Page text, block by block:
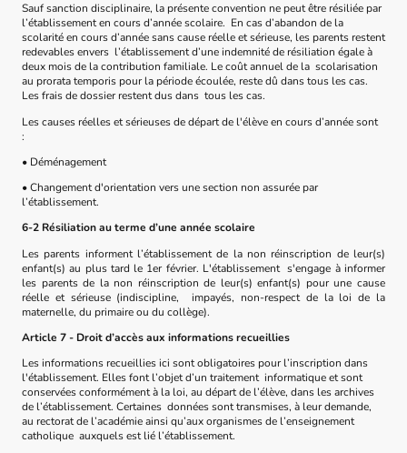
Sauf sanction disciplinaire, la présente convention ne peut être résiliée par
l’établissement en cours d’année scolaire. En cas d’abandon de la
scolarité en cours d’année sans cause réelle et sérieuse, les parents restent
redevables envers l’établissement d’une indemnité de résiliation égale à
deux mois de la contribution familiale. Le coût annuel de la scolarisation
au prorata temporis pour la période écoulée, reste dû dans tous les cas.
Les frais de dossier restent dus dans tous les cas.
Les causes réelles et sérieuses de départ de l'élève en cours d’année sont
:
• Déménagement
• Changement d'orientation vers une section non assurée par
l’établissement.
6-2 Résiliation au terme d’une année scolaire
Les parents informent l’établissement de la non réinscription de leur(s)
enfant(s) au plus tard le 1er février. L'établissement s'engage à informer
les parents de la non réinscription de leur(s) enfant(s) pour une cause
réelle et sérieuse (indiscipline, impayés, non-respect de la loi de la
maternelle, du primaire ou du collège).
Article 7 - Droit d’accès aux informations recueillies
Les informations recueillies ici sont obligatoires pour l’inscription dans
l'établissement. Elles font l’objet d’un traitement informatique et sont
conservées conformément à la loi, au départ de l’élève, dans les archives
de l’établissement. Certaines données sont transmises, à leur demande,
au rectorat de l’académie ainsi qu’aux organismes de l’enseignement
catholique auxquels est lié l’établissement.